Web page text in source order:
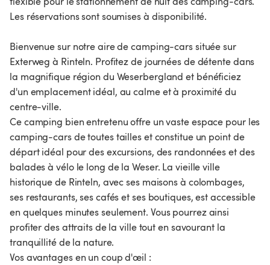
Les réservations sont soumises à disponibilité.
Bienvenue sur notre aire de camping-cars située sur
Exterweg à Rinteln. Profitez de journées de détente dans
la magnifique région du Weserbergland et bénéficiez
d'un emplacement idéal, au calme et à proximité du
centre-ville.
Ce camping bien entretenu offre un vaste espace pour les
camping-cars de toutes tailles et constitue un point de
départ idéal pour des excursions, des randonnées et des
balades à vélo le long de la Weser. La vieille ville
historique de Rinteln, avec ses maisons à colombages,
ses restaurants, ses cafés et ses boutiques, est accessible
en quelques minutes seulement. Vous pourrez ainsi
profiter des attraits de la ville tout en savourant la
tranquillité de la nature.
Vos avantages en un coup d'œil :